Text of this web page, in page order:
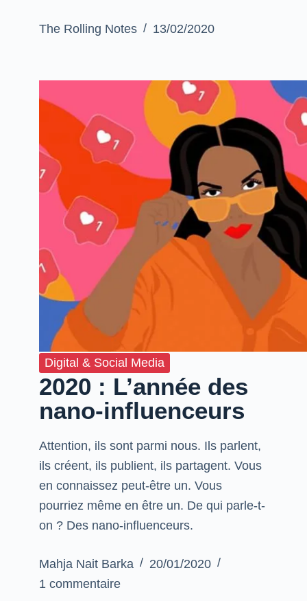
The Rolling Notes 13/02/2020
Digital & Social Media
2020 : L’année des
nano-influenceurs
Attention, ils sont parmi nous. Ils parlent,
ils créent, ils publient, ils partagent. Vous
en connaissez peut-être un. Vous
pourriez même en être un. De qui parle-t-
on ? Des nano-influenceurs.
Mahja Nait Barka
20/01/2020
1 commentaire